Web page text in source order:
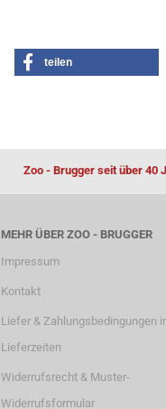
teilen
Zoo - Brugger seit über 40
MEHR ÜBER ZOO - BRUGGER
Impressum
Kontakt
Liefer & Zahlungsbedingungen
Lieferzeiten
Widerrufsrecht & Muster-
Widerrufsformular